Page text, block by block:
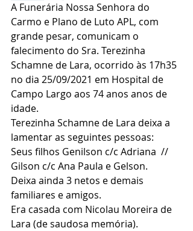
A Funerária Nossa Senhora do
Carmo e Plano de Luto APL, com
grande pesar, comunicam o
falecimento do Sra. Terezinha
Schamne de Lara, ocorrido às 17h35
no dia 25/09/2021 em Hospital de
Campo Largo aos 74 anos anos de
idade.
Terezinha Schamne de Lara deixa a
lamentar as seguintes pessoas:
Seus filhos Genilson c/c Adriana  //
Gilson c/c Ana Paula e Gelson.
Deixa ainda 3 netos e demais
familiares e amigos.
Era casada com Nicolau Moreira de
Lara (de saudosa memória).